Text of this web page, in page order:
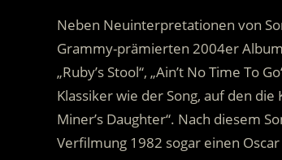
Neben Neuinterpretationen von
Grammy-prämierten 2004er Album
„Ruby’s Stool“, „Ain’t No Time To
Klassiker wie der Song, auf den
Miner’s Daughter“. Nach diesem
Verfilmung 1982 sogar einen Oscar